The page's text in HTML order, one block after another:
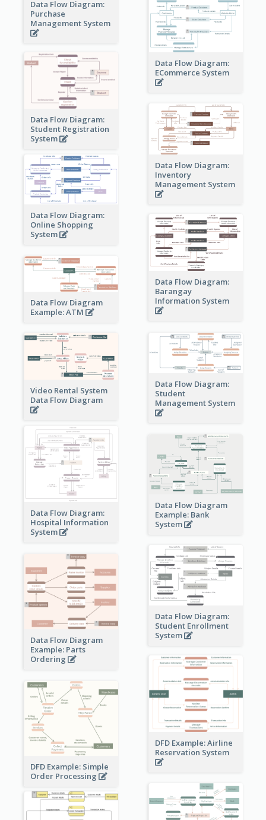
Data Flow Diagram:
Purchase
Management System
Data Flow Diagram:
ECommerce System
Data Flow Diagram:
Student Registration
System
Data Flow Diagram:
Inventory
Management System
Data Flow Diagram:
Online Shopping
System
Data Flow Diagram:
Barangay
Information System
Data Flow Diagram
Example: ATM
Video Rental System
Data Flow Diagram
Data Flow Diagram:
Student
Management System
Data Flow Diagram:
Hospital Information
System
Data Flow Diagram
Example: Bank
System
Data Flow Diagram:
Student Enrollment
System
Data Flow Diagram
Example: Parts
Ordering
DFD Example: Airline
Reservation System
DFD Example: Simple
Order Processing